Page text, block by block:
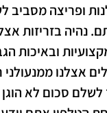
ופריצה מסביב
נהיה בזריזות
ובאיכות
אצלנו ממנעולני
לשלם סכום לא